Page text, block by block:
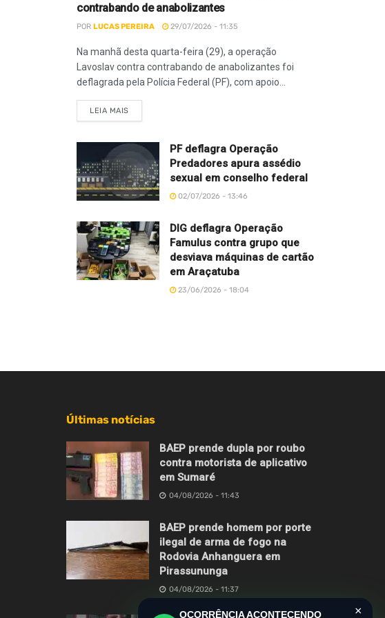
contrabando de anabolizantes
POR LUCAS PEREIRA 29/07/2026 - 11:35
Na manhã desta quarta-feira (29), a operação
Lavoslav contra contrabando de anabolizantes foi
deflagrada pela Polícia Federal (PF), com apoio...
LEIA MAIS
PF deflagra Operação
Predadores apura assédio
sexual em conselho federal
02/07/2026 - 13:46
DIG deflagra Operação
Famulus contra grupo que
desviava máquinas de cartão
em Araçatuba
23/06/2026 - 18:04
Últimas notícias
BAEP prende dupla por roubo
contra motorista de aplicativo
em Sumaré
04/08/2026 - 11:43
BAEP prende homem por porte
ilegal de arma de fogo na
Rodovia Anhanguera em
Pirassununga
04/08/2026 - 11:37
×
OCORRÊNCIA ACONTECENDO